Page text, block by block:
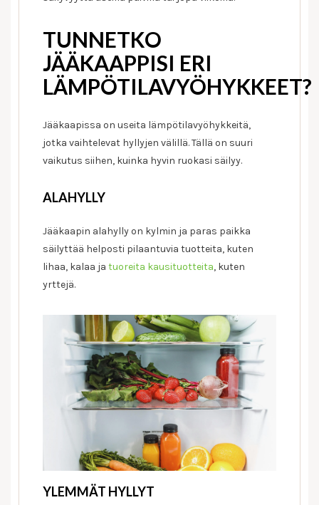
TUNNETKO
JÄÄKAAPPISI ERI
LÄMPÖTILAVYÖHYKKEET?
Jääkaapissa on useita lämpötilavyöhykkeitä,
jotka vaihtelevat hyllyjen välillä. Tällä on suuri
vaikutus siihen, kuinka hyvin ruokasi säilyy.
ALAHYLLY
Jääkaapin alahylly on kylmin ja paras paikka
säilyttää helposti pilaantuvia tuotteita, kuten
lihaa, kalaa ja tuoreita kausituotteita, kuten
yrttejä.
YLEMMÄT HYLLYT